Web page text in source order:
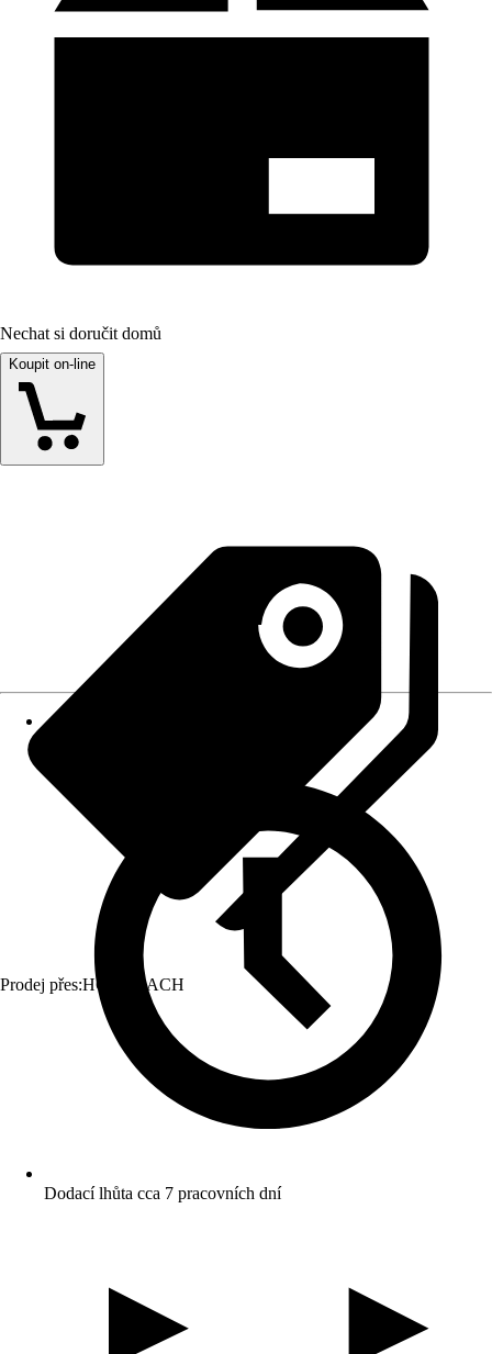
Nechat si doručit domů
Koupit on-line
Prodej přes:HORNBACH
Dodací lhůta cca 7 pracovních dní